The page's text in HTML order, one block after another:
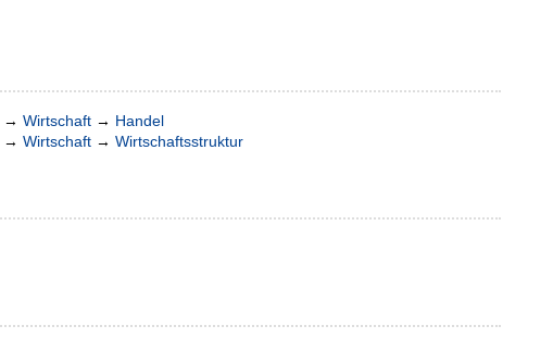
→ Wirtschaft → Handel
→ Wirtschaft → Wirtschaftsstruktur